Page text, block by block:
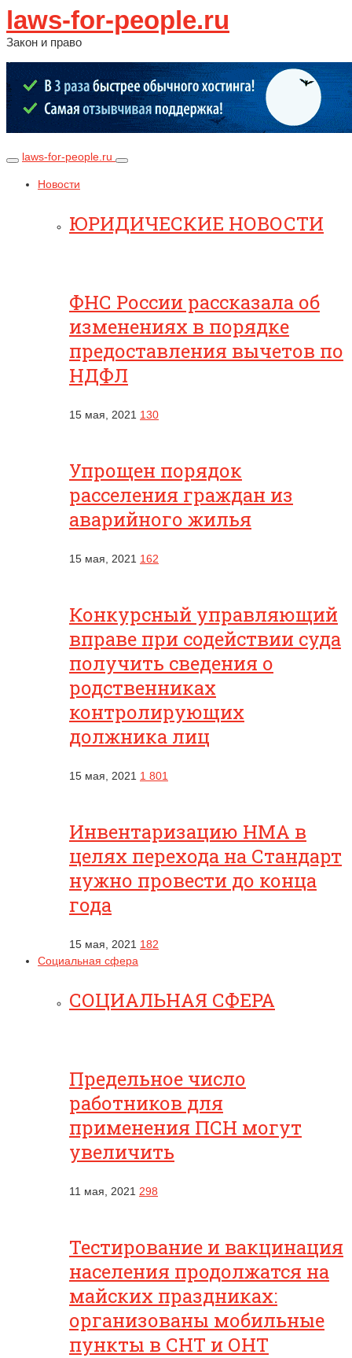
laws-for-people.ru
Закон и право
laws-for-people.ru
Новости
ЮРИДИЧЕСКИЕ НОВОСТИ
ФНС России рассказала об
изменениях в порядке
предоставления вычетов по
НДФЛ
15 мая, 2021 130
Упрощен порядок
расселения граждан из
аварийного жилья
15 мая, 2021 162
Конкурсный управляющий
вправе при содействии суда
получить сведения о
родственниках
контролирующих
должника лиц
15 мая, 2021 1 801
Инвентаризацию НМА в
целях перехода на Стандарт
нужно провести до конца
года
15 мая, 2021 182
Социальная сфера
СОЦИАЛЬНАЯ СФЕРА
Предельное число
работников для
применения ПСН могут
увеличить
11 мая, 2021 298
Тестирование и вакцинация
населения продолжатся на
майских праздниках:
организованы мобильные
пункты в СНТ и ОНТ